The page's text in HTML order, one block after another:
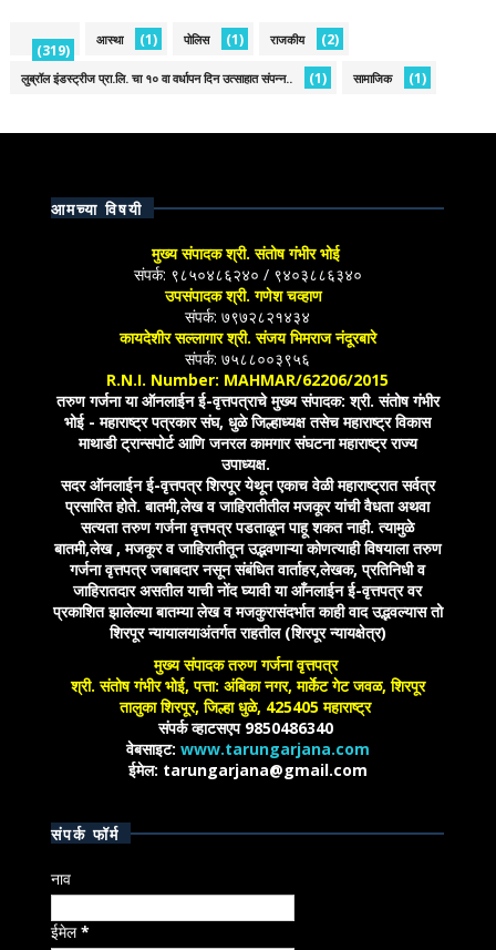
(319)
आस्था (1) पोलिस (1) राजकीय (2)
लुब्रॉल इंडस्ट्रीज प्रा.लि. चा १० वा वर्धापन दिन उत्साहात संपन्न.. (1) सामाजिक (1)
आमच्या विषयी
मुख्य संपादक श्री. संतोष गंभीर भोई
संपर्क: ९८५०४८६२४० / ९४०३८८६३४०
उपसंपादक श्री. गणेश चव्हाण
संपर्क: ७९७२८२१४३४
कायदेशीर सल्लागार श्री. संजय भिमराज नंदूरबारे
संपर्क: ७५८८००३९५६
R.N.I. Number: MAHMAR/62206/2015
तरुण गर्जना या ऑनलाईन ई-वृत्तपत्राचे मुख्य संपादक: श्री. संतोष गंभीर
भोई - महाराष्ट्र पत्रकार संघ, धुळे जिल्हाध्यक्ष तसेच महाराष्ट्र विकास
माथाडी ट्रान्सपोर्ट आणि जनरल कामगार संघटना महाराष्ट्र राज्य
उपाध्यक्ष.
सदर ऑनलाईन ई-वृत्तपत्र शिरपूर येथून एकाच वेळी महाराष्ट्रात सर्वत्र
प्रसारित होते. बातमी,लेख व जाहिरातीतील मजकूर यांची वैधता अथवा
सत्यता तरुण गर्जना वृत्तपत्र पडताळून पाहू शकत नाही. त्यामुळे
बातमी,लेख , मजकूर व जाहिरातीतून उद्भवणाऱ्या कोणत्याही विषयाला तरुण
गर्जना वृत्तपत्र जबाबदार नसून संबंधित वार्ताहर,लेखक, प्रतिनिधी व
जाहिरातदार असतील याची नोंद घ्यावी या आँनलाईन ई-वृत्तपत्र वर
प्रकाशित झालेल्या बातम्या लेख व मजकुरासंदर्भात काही वाद उद्भवल्यास तो
शिरपूर न्यायालयाअंतर्गत राहतील (शिरपूर न्यायक्षेत्र)
मुख्य संपादक तरुण गर्जना वृत्तपत्र
श्री. संतोष गंभीर भोई, पत्ता: अंबिका नगर, मार्केट गेट जवळ, शिरपूर
तालुका शिरपूर, जिल्हा धुळे, 425405 महाराष्ट्र
संपर्क व्हाटसएप 9850486340
वेबसाइट: www.tarungarjana.com
ईमेल: tarungarjana@gmail.com
संपर्क फॉर्म
नाव
ईमेल*